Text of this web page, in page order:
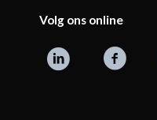
Volg ons online